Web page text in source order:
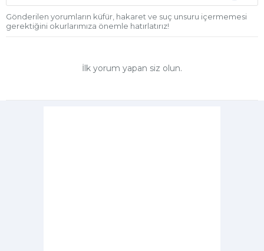
Gönderilen yorumların küfür, hakaret ve suç unsuru içermemesi
gerektiğini okurlarımıza önemle hatırlatırız!
İlk yorum yapan siz olun.